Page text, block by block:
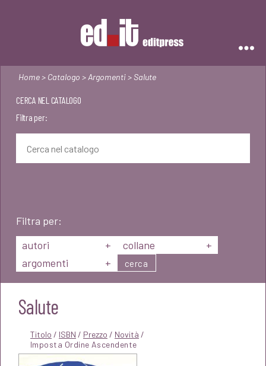
Home> Catalogo > Argomenti> Salute
CERCA NEL CATALOGO
Filtra per:
Filtra per:
autori
+ collane
+
argomenti
+ cerca
Salute
Titolo / ISBN / Prezzo / Novità /